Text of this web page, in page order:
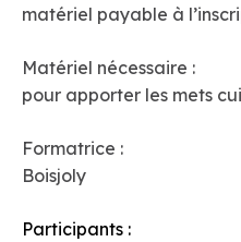
matériel payable à
Matériel
pour apporter les mets
Boisjoly
Participants